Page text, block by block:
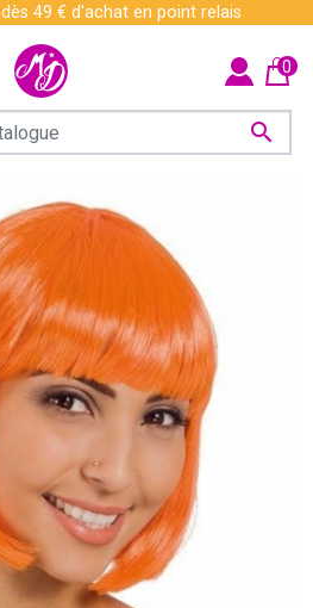
dès 49 € d'achat en point relais

0